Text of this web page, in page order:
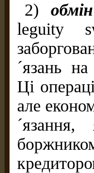
2)
leguity
´язань
Ці
але